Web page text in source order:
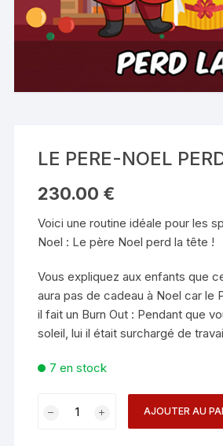
LE PERE-NOEL
230.00 €
Voici une routine idéale pour les
Noel : Le père Noel perd la tête !
Vous expliquez aux enfants que
aura pas de cadeau à Noel car le
il fait un Burn Out : Pendant que
soleil, lui il était surchargé de
7 en stock
AJOUTER AU